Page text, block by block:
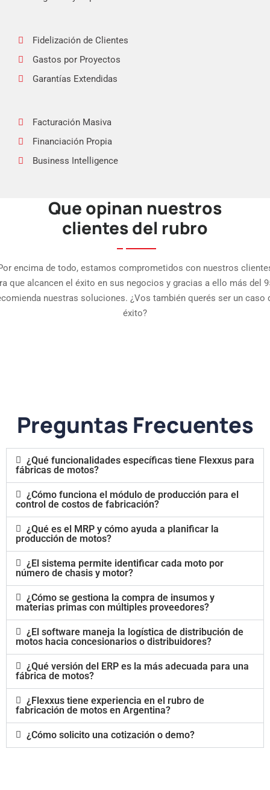
Fidelización de Clientes
Gastos por Proyectos
Garantías Extendidas
Facturación Masiva
Financiación Propia
Business Intelligence
APP Fuerza de Ventas
APP Punto de Venta
Que opinan nuestros
clientes del rubro
encima de todo, estamos comprometidos con nuestros
que alcancen el éxito en sus negocios y gracias a ello más del
nuestras soluciones. ¿Vos también querés ser un caso
éxito?
Preguntas Frecuentes
¿Qué funcionalidades específicas tiene Flexxus para
fábricas de motos?
¿Cómo funciona el módulo de producción para el
control de costos de fabricación?
¿Qué es el MRP y cómo ayuda a planificar la
producción de motos?
¿El sistema permite identificar cada moto por
número de chasis y motor?
¿Cómo se gestiona la compra de insumos y
materias primas con múltiples proveedores?
¿El software maneja la logística de distribución de
motos hacia concesionarios o distribuidores?
¿Qué versión del ERP es la más adecuada para una
fábrica de motos?
¿Flexxus tiene experiencia en el rubro de
fabricación de motos en Argentina?
¿Cómo solicito una cotización o demo?